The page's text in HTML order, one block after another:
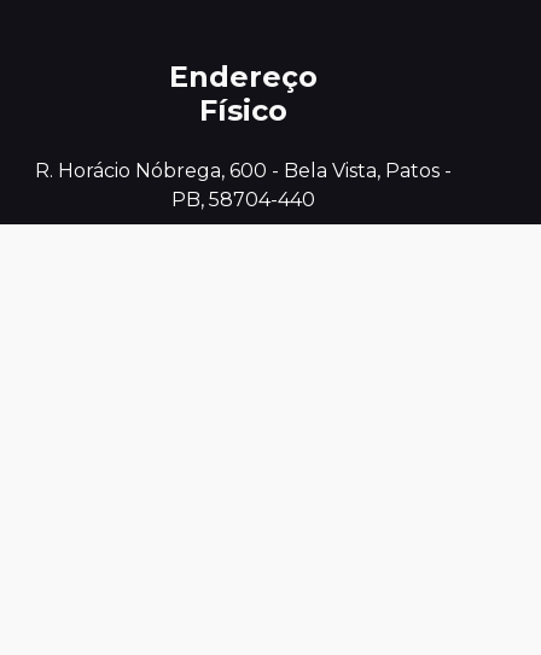
Endereço
Físico
PB, 58704-440